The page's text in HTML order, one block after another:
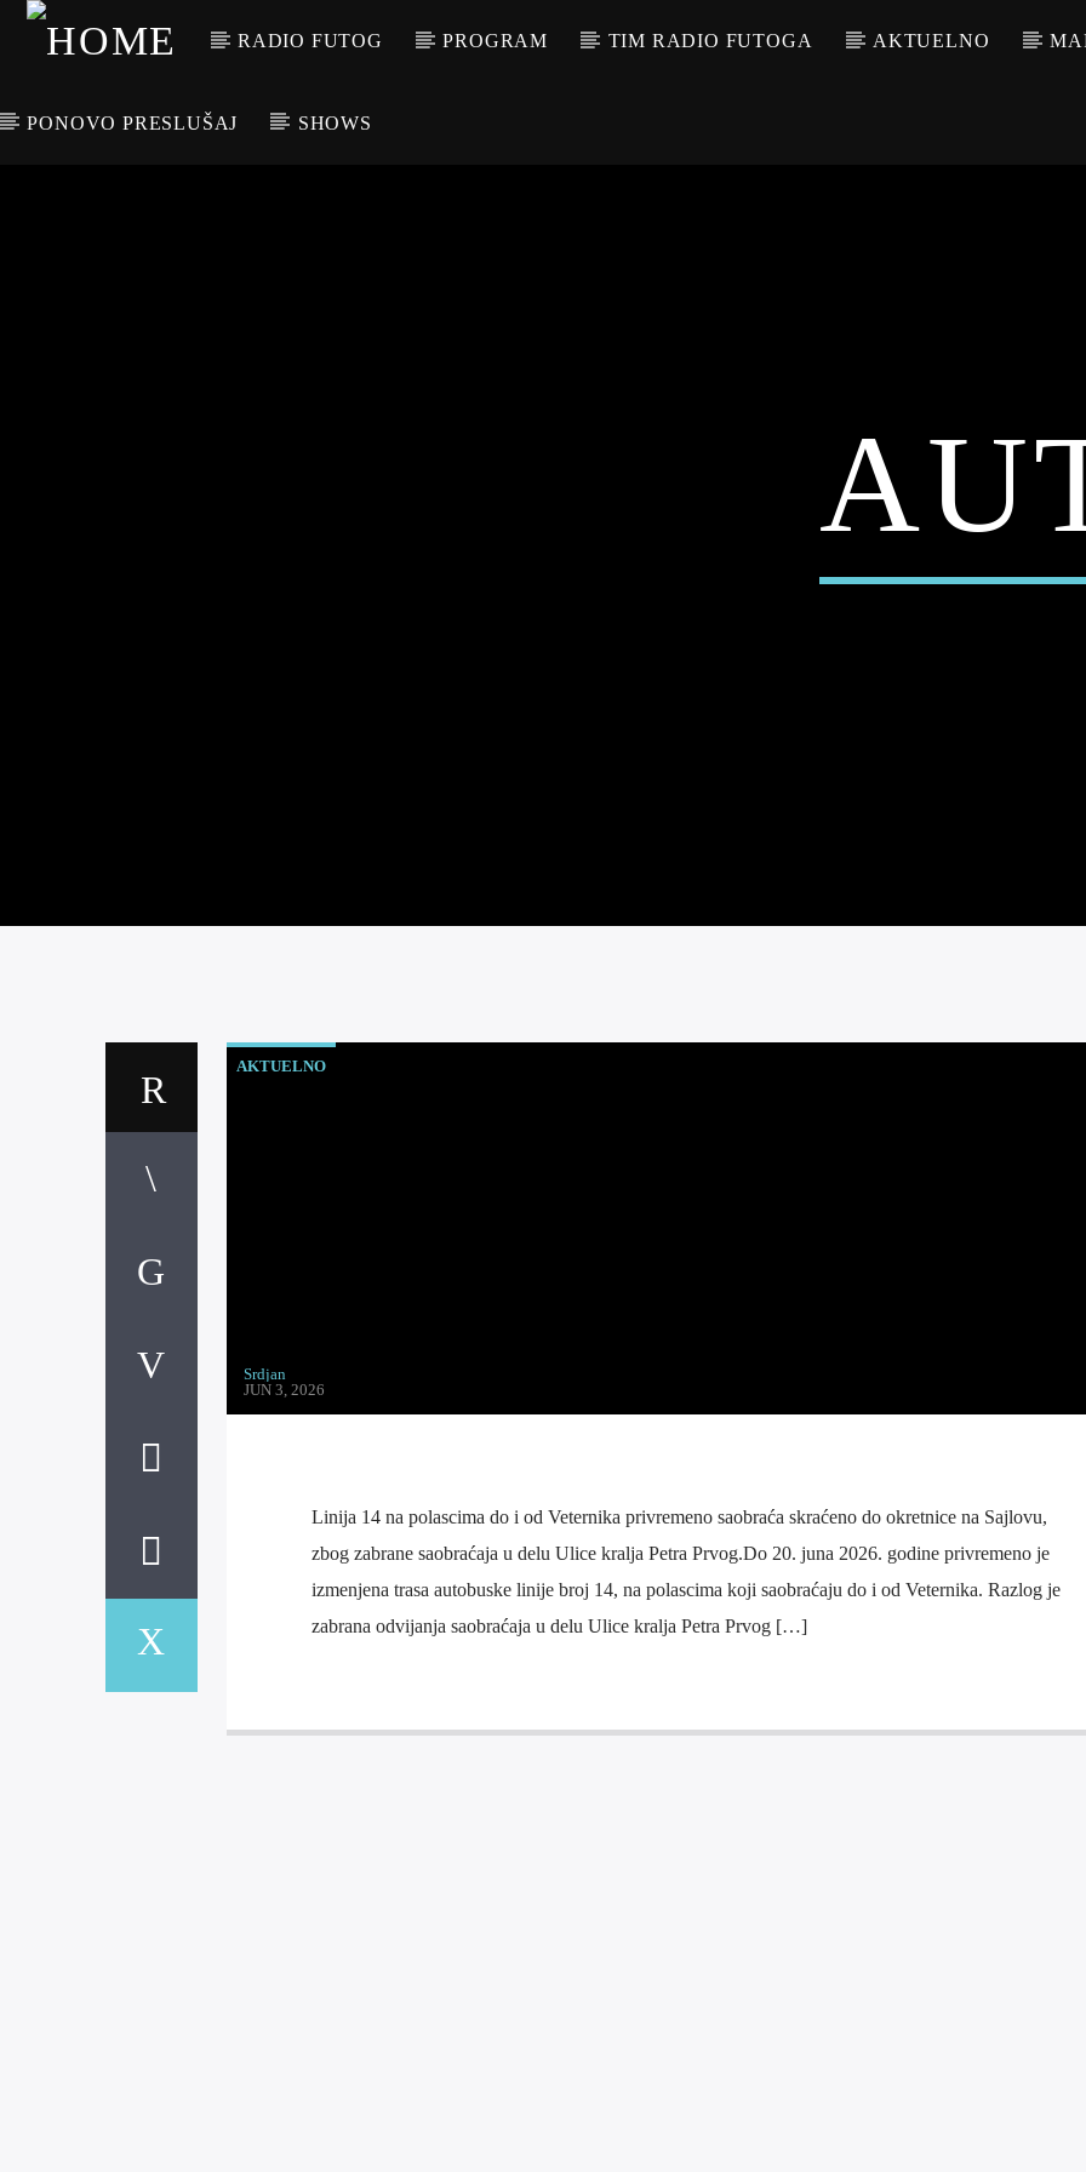
RADIO FUTOG PROGRAM TIM RADIO FUTOGA AKTUELNO
PONOVO PRESLUŠAJ SHOWS
AKTUELNO
Srdjan
JUN 3, 2026
Linija 14 na polascima do i od Veternika privremeno saobraća skraćeno do okretnice na Sajlovu,
zbog zabrane saobraćaja u delu Ulice kralja Petra Prvog.Do 20. juna 2026. godine privremeno je
izmenjena trasa autobuske linije broj 14, na polascima koji saobraćaju do i od Veternika. Razlog je
zabrana odvijanja saobraćaja u delu Ulice kralja Petra Prvog […]